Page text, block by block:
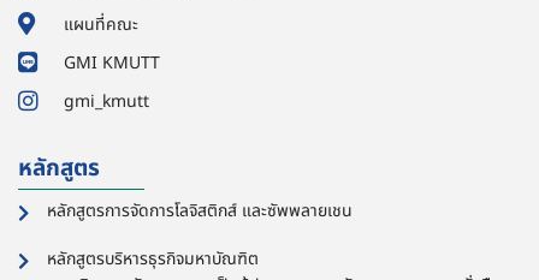
แผนที่คณะ
GMI KMUTT
gmi_kmutt
หลักสูตร
หลักสูตรการจัดการโลจิสติกส์ และซัพพลายเชน
หลักสูตรบริหารธุรกิจมหาบัณฑิต